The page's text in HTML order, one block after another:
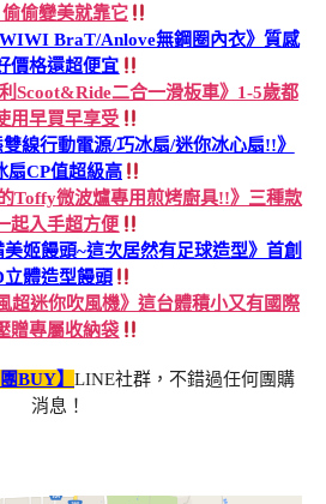
偷變美就靠它
WIWI BraT/Anlove無鋼圈內衣》質感
價格還超便宜
利Scoot&Ride二合一滑板車》1-5歲都
用早買早享受
雙線行動電源/巧冰扇/迷你冰心扇!!》
扇CP值超級高
Toffy微波爐專用煎烤廚具!!》三種款
起入手超方便
美姬饅頭~這次居然有足球造型》首創
立體造型饅頭
超迷你吹風機》這台體積小又有國際
贈專屬收納袋
BUY】 LINE社群，不錯過任何團購
消息！